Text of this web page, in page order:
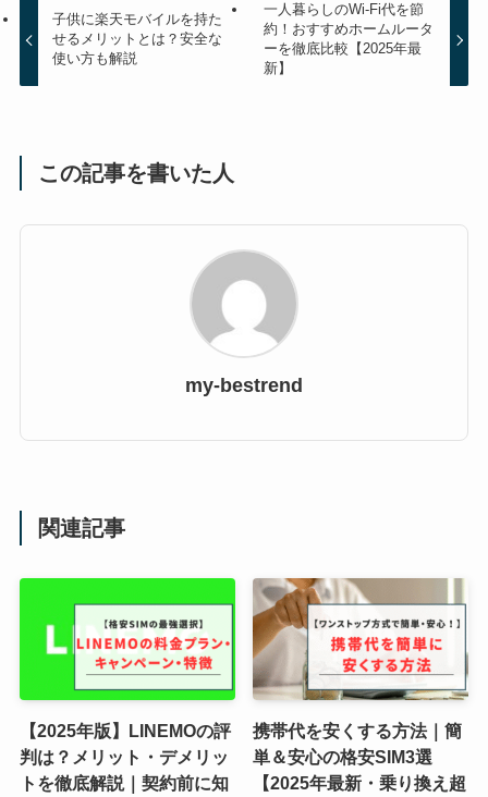
子供に楽天モバイルを持た
せるメリットとは？安全な
使い方も解説
一人暮らしのWi-Fi代を節
約！おすすめホームルータ
ーを徹底比較【2025年最
新】
この記事を書いた人
my-bestrend
関連記事
【2025年版】LINEMOの評
判は？メリット・デメリッ
トを徹底解説｜契約前に知
携帯代を安くする方法｜簡
単＆安心の格安SIM3選
【2025年最新・乗り換え超